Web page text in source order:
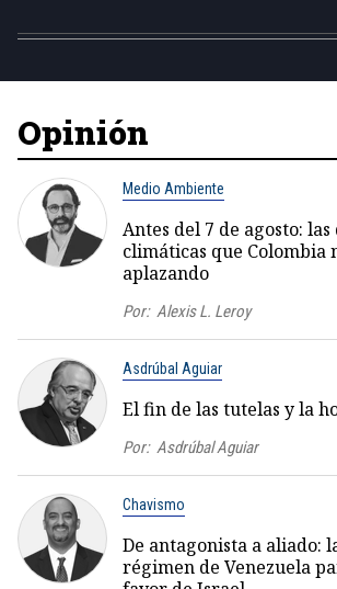
Opinión
Medio Ambiente
Antes del 7 de agosto: las
climáticas que Colombia
aplazando
Por: Alexis L. Leroy
Asdrúbal Aguiar
El fin de las tutelas y la
Por: Asdrúbal Aguiar
Chavismo
De antagonista a aliado:
régimen de Venezuela